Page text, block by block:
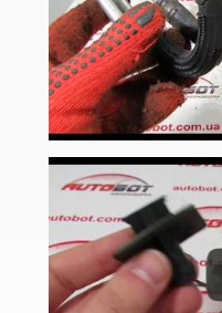
Golf VIII
Cross Golf
ID.3
ID.5
ID.6
Jetta Mk V A5 (1K2,